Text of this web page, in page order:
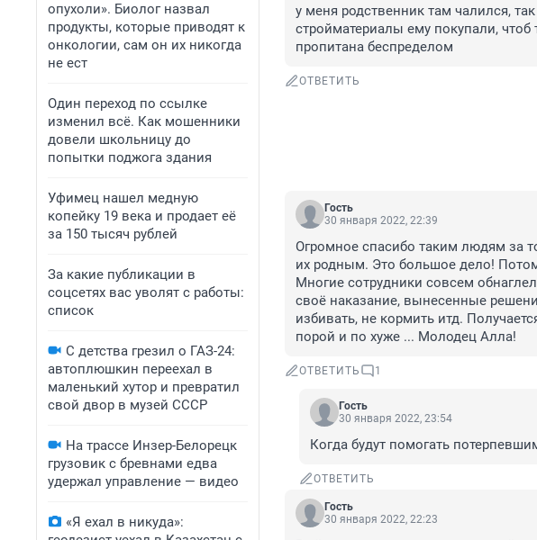
опухоли». Биолог назвал
продукты, которые приводят к
онкологии, сам он их никогда
не ест
Один переход по ссылке
изменил всё. Как мошенники
довели школьницу до
попытки поджога здания
Уфимец нашел медную
копейку 19 века и продает её
за 150 тысяч рублей
За какие публикации в
соцсетях вас уволят с работы:
список
С детства грезил о ГАЗ-24:
автоплюшкин переехал в
маленький хутор и превратил
свой двор в музей СССР
На трассе Инзер-Белорецк
грузовик с бревнами едва
удержал управление — видео
«Я ехал в никуда»:
у меня родственник там чалился,
стройматериалы ему покупали,
пропитана беспределом
ОТВЕТИТЬ
Гость
30 января 2022, 22:39
Огромное спасибо таким людям за
их родным. Это большое дело!
Многие сотрудники совсем
своё наказание, вынесенные
избивать, не кормить итд.
порой и по хуже ... Молодец Алла!
ОТВЕТИТЬ 1
Гость
30 января 2022, 23:54
Когда будут помогать
ОТВЕТИТЬ
Гость
30 января 2022, 22:23